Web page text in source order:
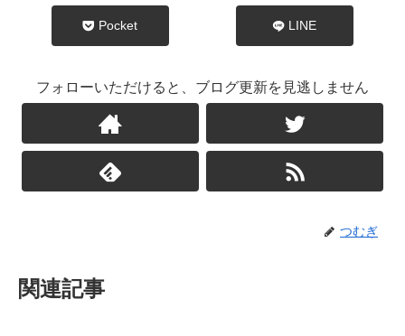
Pocket LINE
フォローいただけると、ブログ更新を見逃しません
つむぎ
関連記事